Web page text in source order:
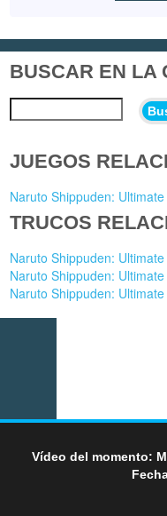
BUSCAR EN LA
JUEGOS
Naruto Shippuden:
TRUCOS
Naruto Shippuden:
Naruto Shippuden:
Naruto Shippuden:
Vídeo del momento: